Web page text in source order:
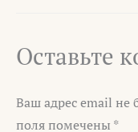
Оставьте
Ваш адрес email не
поля помечены *